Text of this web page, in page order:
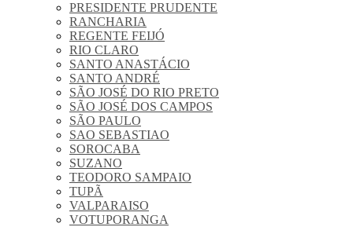
PRESIDENTE PRUDENTE
RANCHARIA
REGENTE FEIJÓ
RIO CLARO
SANTO ANASTÁCIO
SANTO ANDRÉ
SÃO JOSÉ DO RIO PRETO
SÃO JOSÉ DOS CAMPOS
SÃO PAULO
SAO SEBASTIAO
SOROCABA
SUZANO
TEODORO SAMPAIO
TUPÃ
VALPARAISO
VOTUPORANGA